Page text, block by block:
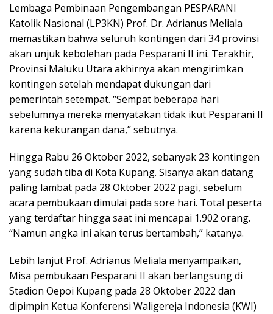
Lembaga Pembinaan Pengembangan PESPARANI
Katolik Nasional (LP3KN) Prof. Dr. Adrianus Meliala
memastikan bahwa seluruh kontingen dari 34 provinsi
akan unjuk kebolehan pada Pesparani II ini. Terakhir,
Provinsi Maluku Utara akhirnya akan mengirimkan
kontingen setelah mendapat dukungan dari
pemerintah setempat. “Sempat beberapa hari
sebelumnya mereka menyatakan tidak ikut Pesparani II
karena kekurangan dana,” sebutnya.
Hingga Rabu 26 Oktober 2022, sebanyak 23 kontingen
yang sudah tiba di Kota Kupang. Sisanya akan datang
paling lambat pada 28 Oktober 2022 pagi, sebelum
acara pembukaan dimulai pada sore hari. Total peserta
yang terdaftar hingga saat ini mencapai 1.902 orang.
“Namun angka ini akan terus bertambah,” katanya.
Lebih lanjut Prof. Adrianus Meliala menyampaikan,
Misa pembukaan Pesparani II akan berlangsung di
Stadion Oepoi Kupang pada 28 Oktober 2022 dan
dipimpin Ketua Konferensi Waligereja Indonesia (KWI)